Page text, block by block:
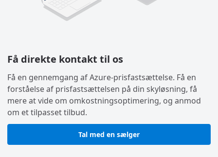
Få direkte kontakt til os
Få en gennemgang af Azure-prisfastsættelse. Få en
forståelse af prisfastsættelsen på din skyløsning, få
mere at vide om omkostningsoptimering, og anmod
om et tilpasset tilbud.
Tal med en sælger